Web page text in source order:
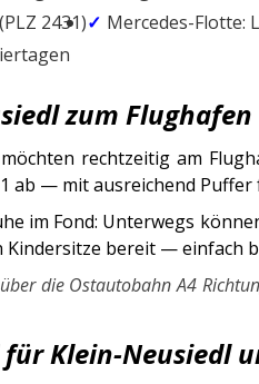
2431)
Mercedes-Flotte:
zum
rechtzeitig am
ab — mit ausreichend
im Fond: Unterwegs
bereit — einfach
die Ostautobahn A4
Klein-Neusiedl